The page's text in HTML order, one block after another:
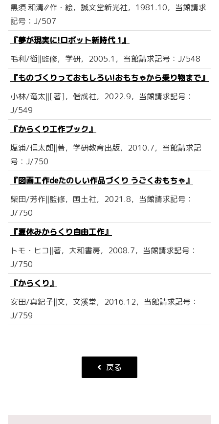
黒須 和清∥作・絵，誠文堂新光社，1981.10，当館請求
記号：J/507
『夢が現実に!ロボット新時代 1』
毛利/衛‖監修，学研，2005.1，当館請求記号：J/548
『ものづくりっておもしろい!おもちゃから乗り物まで』
小林/竜太‖[著]，偕成社，2022.9，当館請求記号：
J/549
『からくり工作ブック』
塩浦/信太郎‖著，学研教育出版，2010.7，当館請求記
号：J/750
『図画工作deたのしい作品づくり うごくおもちゃ』
柴田/芳作‖監修，国土社，2021.8，当館請求記号：
J/750
『夏休みからくり自由工作』
トモ・ヒコ‖著，大和書房，2008.7，当館請求記号：
J/750
『からくり』
安田/真紀子‖文，文溪堂，2016.12，当館請求記号：
J/759
戻る